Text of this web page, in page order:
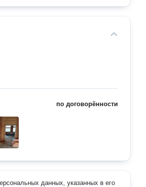
по договорённости
данных, указанных в его